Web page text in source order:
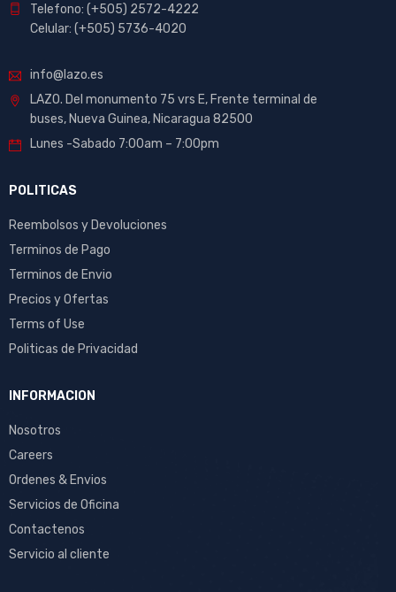
Telefono: (+505) 2572-4222
Celular: (+505) 5736-4020
info@lazo.es
LAZO. Del monumento 75 vrs E, Frente terminal de
buses, Nueva Guinea, Nicaragua 82500
Lunes -Sabado 7:00am – 7:00pm
POLITICAS
Reembolsos y Devoluciones
Terminos de Pago
Terminos de Envio
Precios y Ofertas
Terms of Use
Politicas de Privacidad
INFORMACION
Nosotros
Careers
Ordenes & Envios
Servicios de Oficina
Contactenos
Servicio al cliente